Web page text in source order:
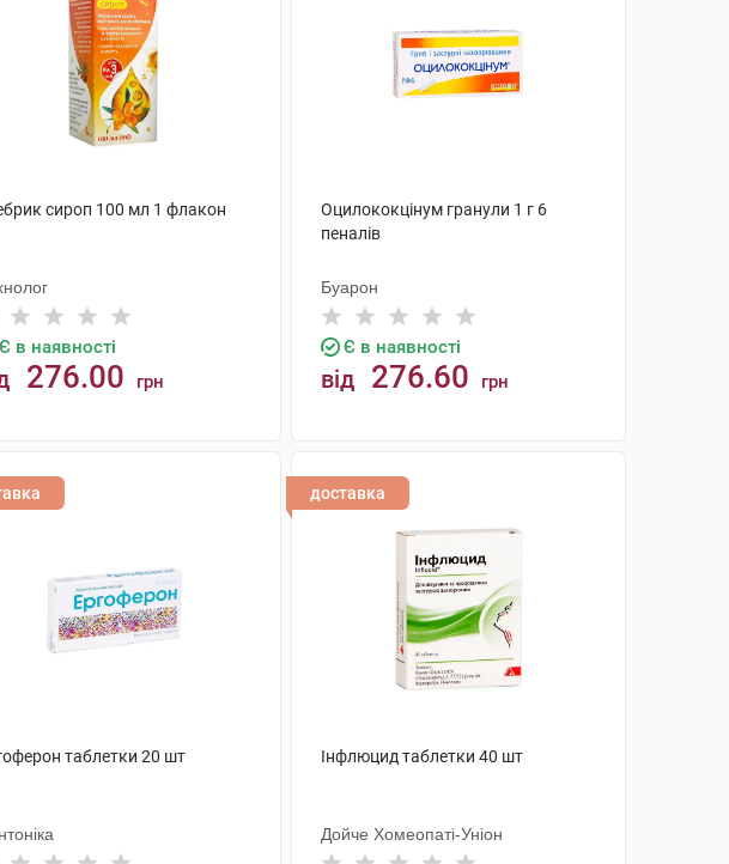
сироп 100 мл 1 флакон
Є в наявності
276.00 грн
Оцилококцінум гранули 1 г 6
пеналів
Буарон
Є в наявності
від 276.60 грн
таблетки 20 шт
доставка
Інфлюцид таблетки 40 шт
Дойче Хомеопаті-Уніон